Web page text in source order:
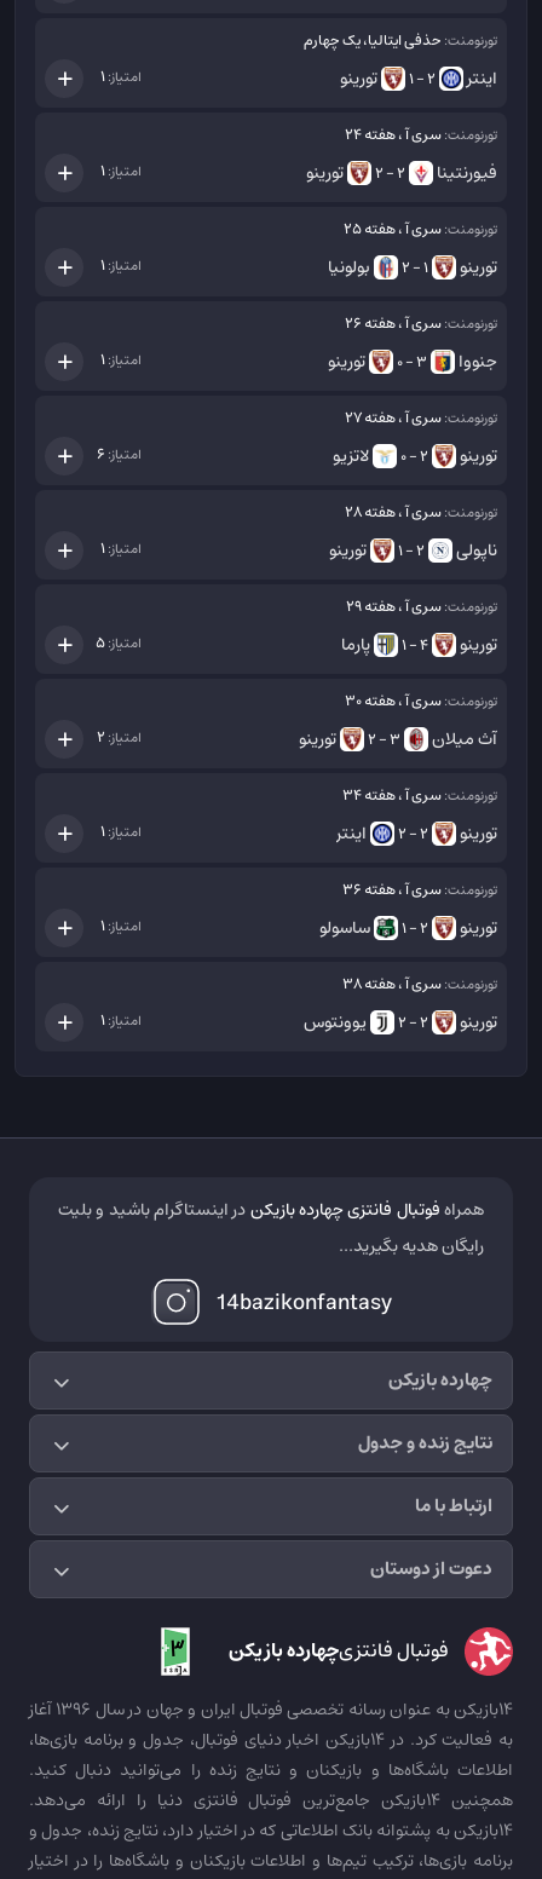
تورنومنت: حذفی ایتالیا، یک چهارم
اینتر 2 - 1 تورینو امتیاز:1
تورنومنت:سری آ ، هفته 24
فیورنتینا 2 - 2 تورینو امتیاز:1
تورنومنت:سری آ ، هفته 25
تورینو 1 - 2 بولونیا امتیاز:1
تورنومنت:سری آ ، هفته 26
جنووا 3 - 0 تورینو امتیاز:1
تورنومنت:سری آ ، هفته 27
تورینو 2 - 0 لاتزیو امتیاز: 6
تورنومنت:سری آ ، هفته 28
ناپولی 2 - 1 تورینو امتیاز:1
تورنومنت:سری آ ، هفته 29
تورینو 4 - 1 پارما امتیاز:5
تورنومنت:سری آ ، هفته 30
آث میلان 3 - 2 تورینو امتیاز: 2
تورنومنت:سری آ ، هفته 34
تورینو 2 - 2 اینتر امتیاز:1
تورنومنت:سری آ ، هفته 36
تورینو 2 - 1 ساسولو امتیاز:1
تورنومنت:سری آ ، هفته 38
تورینو 2 - 2 یوونتوس امتیاز:1
چهارده بازیکن
نتایج زنده و جدول
ارتباط با ما
دعوت از دوستان
همراهفوتبال فانتزی چهارده بازیکندر اینستاگرام باشید و بلیت
رایگان هدیه بگیرید...
14bazikonfantasy
فوتبال فانتزیچهارده بازیکن
14بازیکن به عنوان رسانه تخصصی فوتبال ایران و جهان در سال 1396 آغاز
به فعالیت کرد. در 14بازیکن اخبار دنیای فوتبال، جدول و برنامه بازی‌ها،
اطلاعات باشگاه‌ها و بازیکنان و نتایج زنده را می‌توانید دنبال کنید.
همچنین 14بازیکن جامع‌ترین فوتبال فانتزی دنیا را ارائه می‌دهد.
14بازیکن به پشتوانه بانک اطلاعاتی که در اختیار دارد، نتایج زنده، جدول و
برنامه بازی‌ها، ترکیب تیم‌ها و اطلاعات بازیکنان و باشگاه‌ها را در اختیار